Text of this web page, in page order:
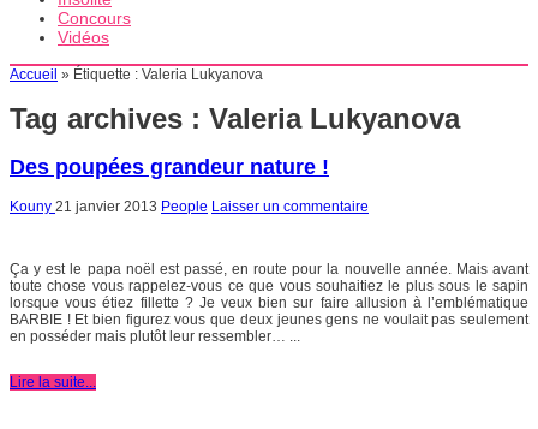
Concours
Vidéos
Accueil » Étiquette : Valeria Lukyanova
Tag archives : Valeria Lukyanova
Des poupées grandeur nature !
Kouny 21 janvier 2013 People Laisser un commentaire
Ça y est le papa noël est passé, en route pour la nouvelle année. Mais avant
toute chose vous rappelez-vous ce que vous souhaitiez le plus sous le sapin
lorsque vous étiez fillette ? Je veux bien sur faire allusion à l’emblématique
BARBIE ! Et bien figurez vous que deux jeunes gens ne voulait pas seulement
en posséder mais plutôt leur ressembler… ...
Lire la suite...